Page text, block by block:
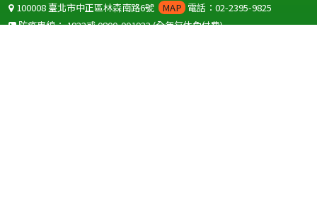
100008 臺北市中正區林森南路6號 MAP 電話：02-2395-9825
防疫專線：1922或0800-001922(全年無休免付費)